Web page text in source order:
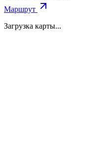
Маршрут
Загрузка карты...